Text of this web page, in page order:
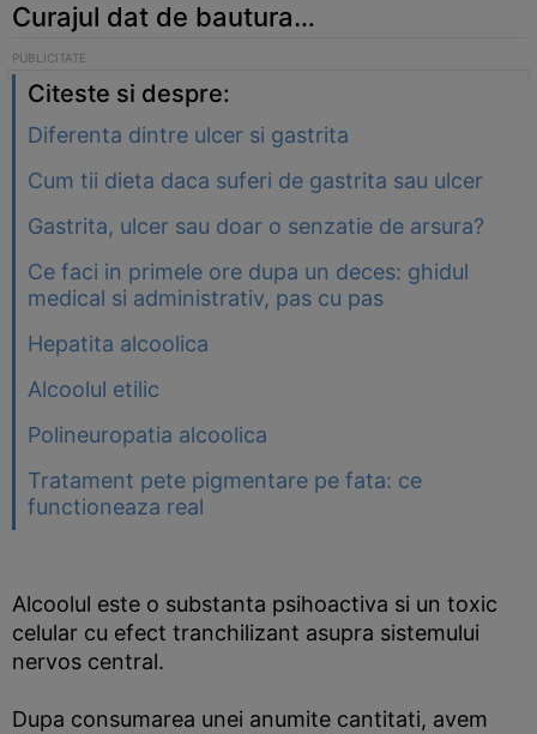
Curajul dat de bautura…
Citeste si despre:
Diferenta dintre ulcer si gastrita
Cum tii dieta daca suferi de gastrita sau ulcer
Gastrita, ulcer sau doar o senzatie de arsura?
Ce faci in primele ore dupa un deces: ghidul
medical si administrativ, pas cu pas
Hepatita alcoolica
Alcoolul etilic
Polineuropatia alcoolica
Tratament pete pigmentare pe fata: ce
functioneaza real
Alcoolul este o substanta psihoactiva si un toxic
celular cu efect tranchilizant asupra sistemului
nervos central.
Dupa consumarea unei anumite cantitati, avem